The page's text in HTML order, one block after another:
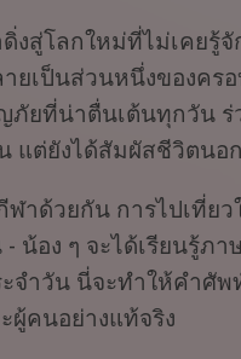
งสู่โลกใหม่ที่ไม่เคยรู้จั
ยเป็นส่วนหนึ่งของค
ยที่น่าตื่นเต้นทุกวัน ร่
แต่ยังได้สัมผัสชีวิตนอ
ฬาด้วยกัน การไปเที่
น้อง ๆ จะได้เรียนรู้ภ
จำวัน นี่จะทำให้คำศั
คนอย่างแท้จริง